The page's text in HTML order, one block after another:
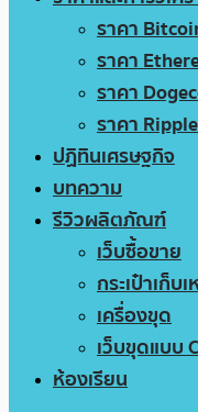
ราคา
ราคา
ราคา
ราคา
ปฏิทินเศรษฐกิจ
บทความ
รีวิวผลิตภัณฑ์
เว็บซื้อขาย
กระเป๋าเก็บ
เครื่องขุด
เว็บขุดแบบ
ห้องเรียน